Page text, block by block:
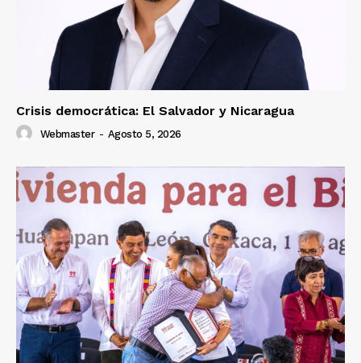
Crisis democrática: El Salvador y Nicaragua
Webmaster - Agosto 5, 2026